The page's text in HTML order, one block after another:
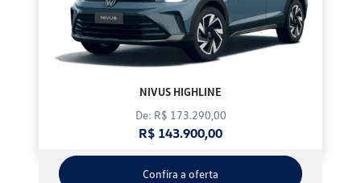
NIVUS HIGHLINE
De: R$ 173.290,00
R$ 143.900,00
Confira a oferta